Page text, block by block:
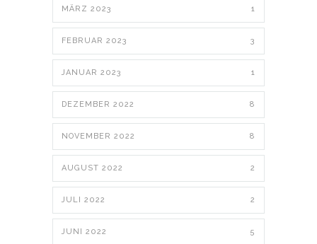
MÄRZ 2023 1
FEBRUAR 2023 3
JANUAR 2023 1
DEZEMBER 2022 8
NOVEMBER 2022 8
AUGUST 2022 2
JULI 2022 2
JUNI 2022 5